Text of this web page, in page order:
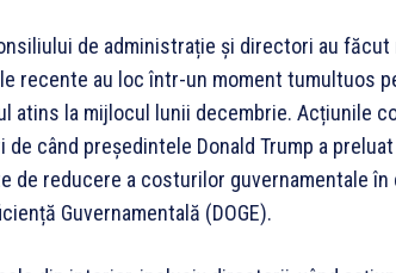
de administrație și directori au
recente au loc într-un moment tumultuos
atins la mijlocul lunii decembrie. Acțiunile
când președintele Donald Trump a
de reducere a costurilor guvernamentale
Guvernamentală (DOGE).